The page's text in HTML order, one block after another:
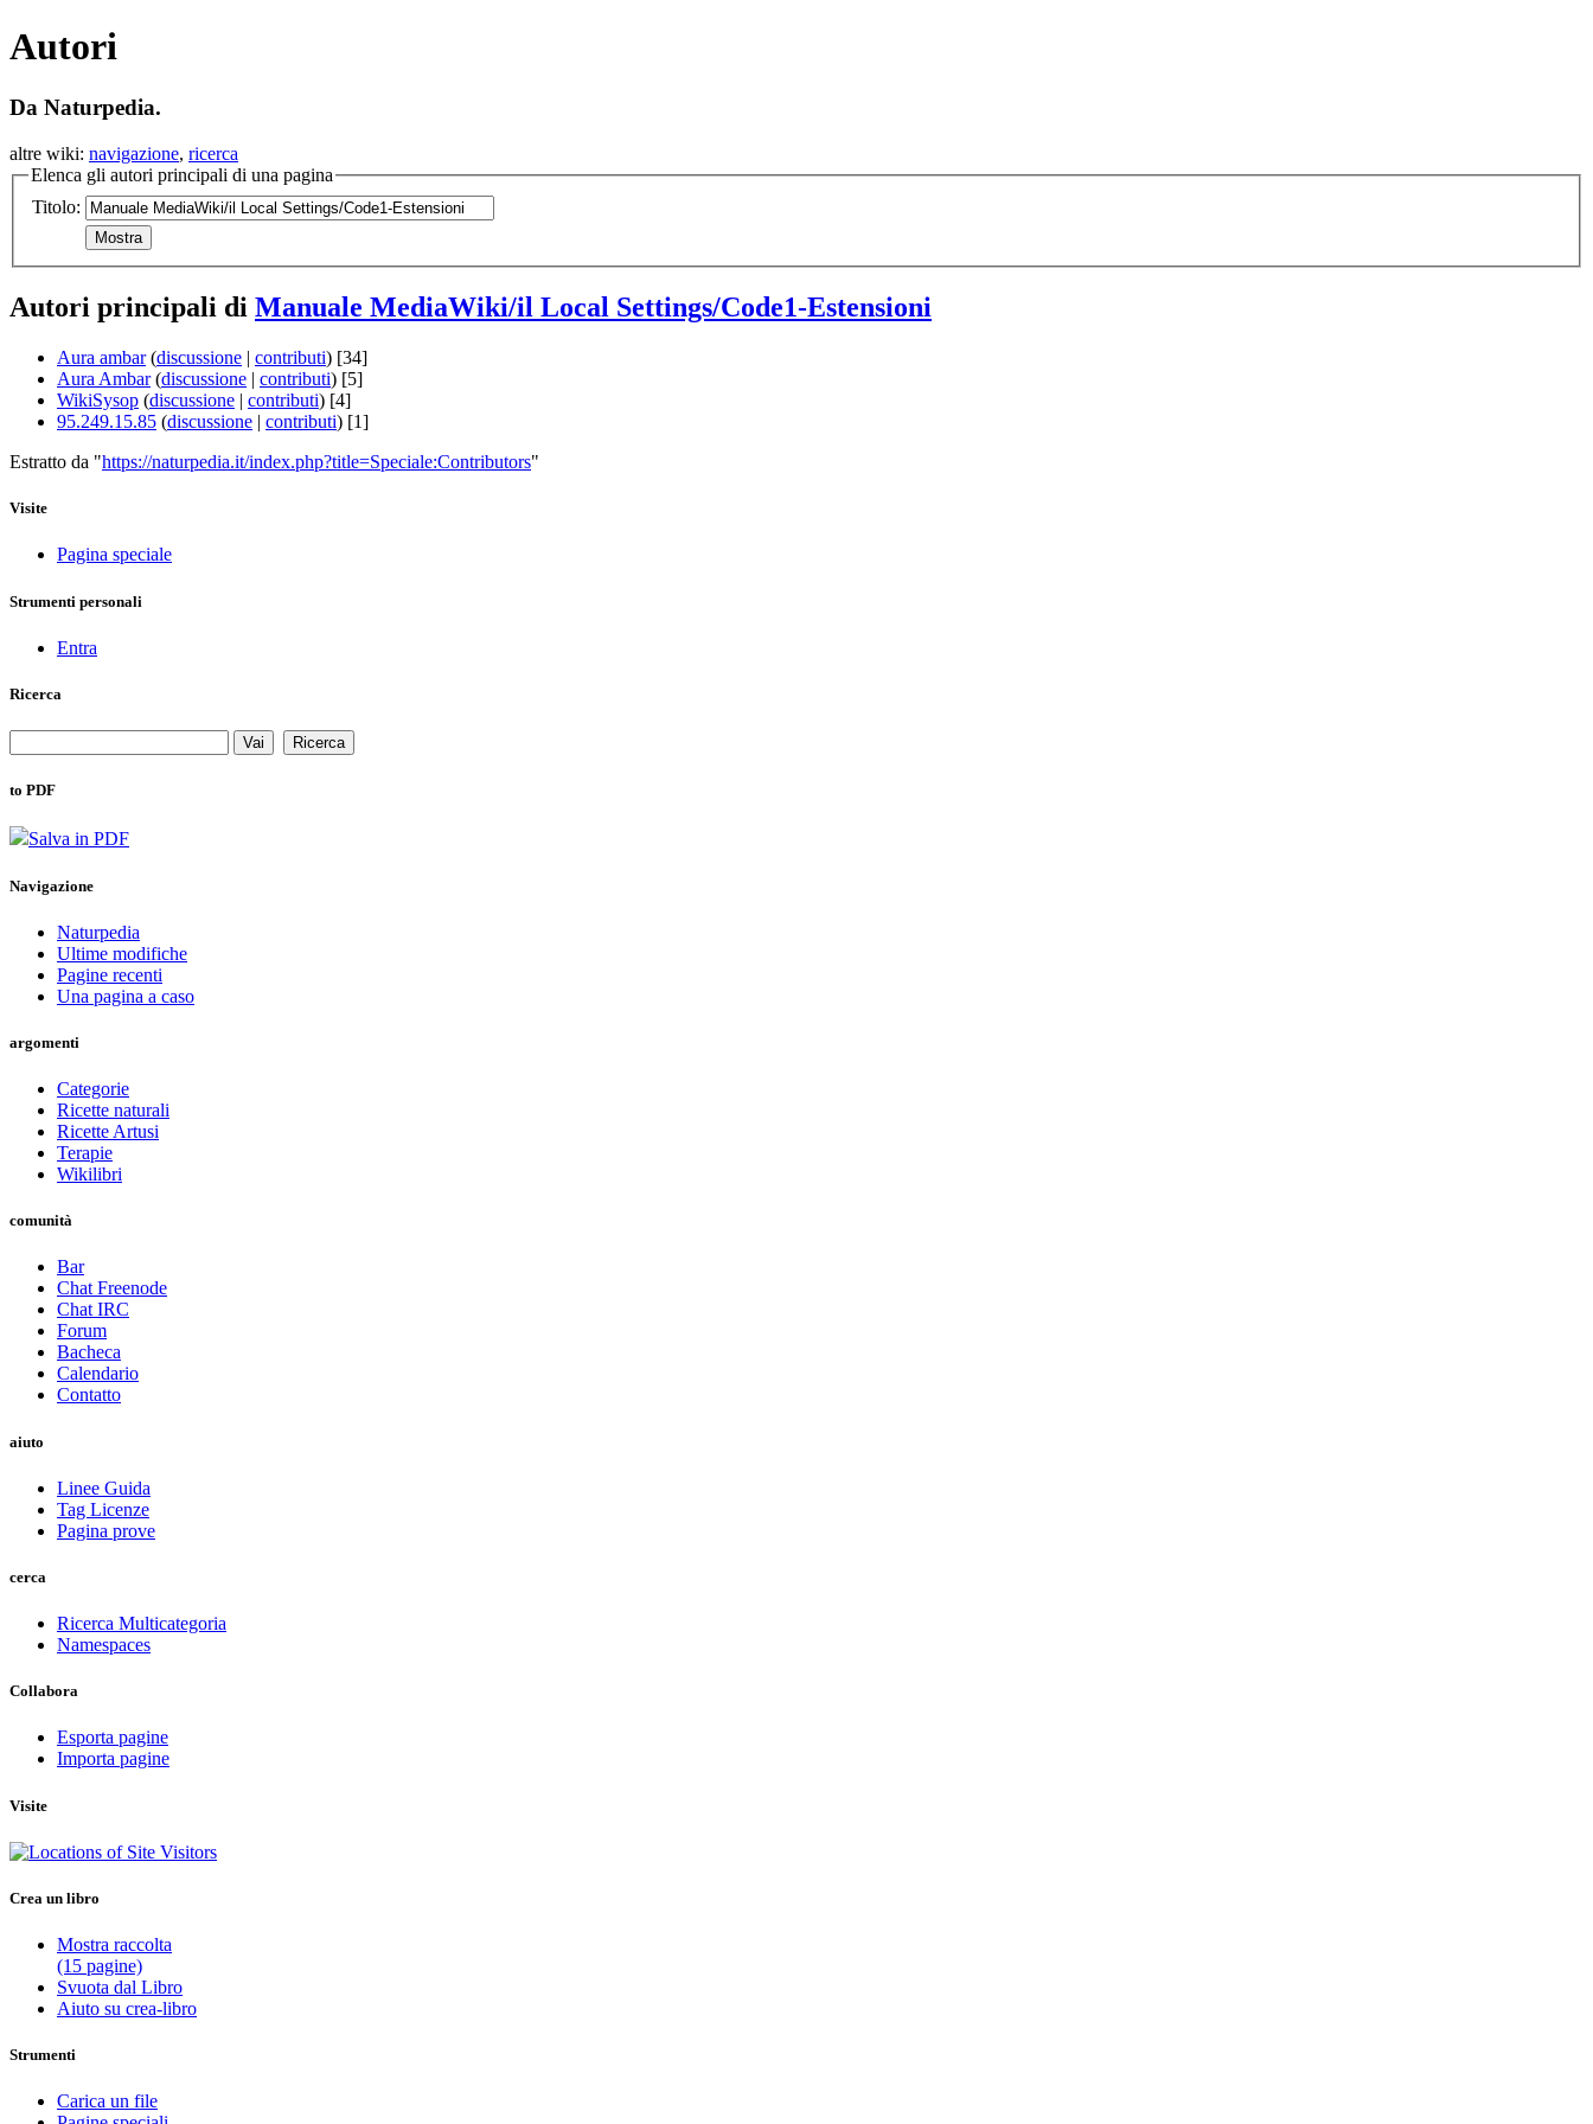
Autori
Da Naturpedia.
altre wiki: navigazione, ricerca
Elenca gli autori principali di una pagina
Titolo:
Autori principali di Manuale MediaWiki/il Local Settings/Code1-Estensioni
Aura ambar (discussione | contributi) [34]
Aura Ambar (discussione | contributi) [5]
WikiSysop (discussione | contributi) [4]
95.249.15.85 (discussione | contributi) [1]
Estratto da "https://naturpedia.it/index.php?title=Speciale:Contributors"
Visite
Pagina speciale
Strumenti personali
Entra
Ricerca
to PDF
Salva in PDF
Navigazione
Naturpedia
Ultime modifiche
Pagine recenti
Una pagina a caso
argomenti
Categorie
Ricette naturali
Ricette Artusi
Terapie
Wikilibri
comunità
Bar
Chat Freenode
Chat IRC
Forum
Bacheca
Calendario
Contatto
aiuto
Linee Guida
Tag Licenze
Pagina prove
cerca
Ricerca Multicategoria
Namespaces
Collabora
Esporta pagine
Importa pagine
Visite
Crea un libro
Mostra raccolta
(15 pagine)
Svuota dal Libro
Aiuto su crea-libro
Strumenti
Carica un file